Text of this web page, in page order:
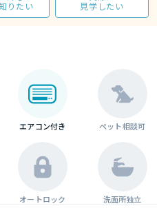
りたい
見学したい
エアコン付き ペット相談可
オートロック 洗面所独立